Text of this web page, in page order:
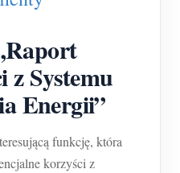
PV
w fabryce
z Systemu
Energii”
funkcję, która
korzyści z